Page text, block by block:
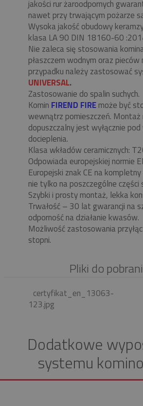
jakości rur żaroodpornych
nawet przy trwającym pożarze
Wysoka jakość obudowy
klasa LA 90 DIN 18160-60
Nie zaleca się stosowania
płaszczem wodnym oraz pieców
przypadku należy zastosować
UNIVERSAL.
Zastosowanie do spalin suchych.
Komin FIREND FIREmoże być
wewnątrz pomieszczeń.
dopuszczalny jest wyłącznie
docieplenia.
Klasa wkładów ceramicznych:
Odpowiada europejskiej normie
Europejski znak CE na
nie tylko na poszczególne części
Szybki i prosty montaż, lekka
Trwałość – 30 lat gwarancji na
odporność na działanie kwasów.
Możliwość zastosowania
stopni.
Pliki do
certyfikat_en_13063-
123.jpg
Dodatkowe
systemu